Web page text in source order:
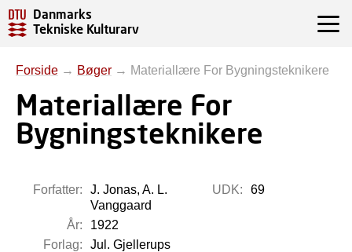
Danmarks
Tekniske Kulturarv
Forside → Bøger → Materiallære For Bygningsteknikere
Materiallære For
Bygningsteknikere
Forfatter:
J. Jonas, A. L.
Vanggaard
År:
1922
Forlag:
Jul. Gjellerups
UDK: 69